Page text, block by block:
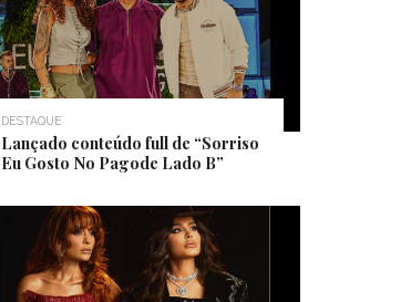
DESTAQUE
Lançado conteúdo full de “Sorriso
Eu Gosto No Pagode Lado B”